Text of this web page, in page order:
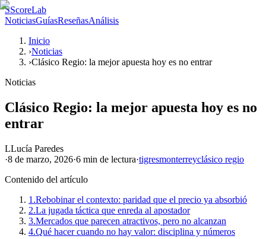
SScoreLab
NoticiasGuíasReseñasAnálisis
Inicio
›Noticias
›Clásico Regio: la mejor apuesta hoy es no entrar
Noticias
Clásico Regio: la mejor apuesta hoy es no
entrar
LLucía Paredes
·8 de marzo, 2026·6 min de lectura·tigresmonterreyclásico regio
Contenido del artículo
1.Rebobinar el contexto: paridad que el precio ya absorbió
2.La jugada táctica que enreda al apostador
3.Mercados que parecen atractivos, pero no alcanzan
4.Qué hacer cuando no hay valor: disciplina y números